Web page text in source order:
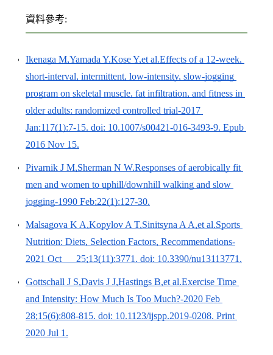
資料參考:
Ikenaga M,Yamada Y,Kose Y,et al.Effects of a 12-week,
short-interval, intermittent, low-intensity, slow-jogging
program on skeletal muscle, fat infiltration, and fitness in
older adults: randomized controlled trial-2017
Jan;117(1):7-15. doi: 10.1007/s00421-016-3493-9. Epub
2016 Nov 15.
Pivarnik J M,Sherman N W.Responses of aerobically fit
men and women to uphill/downhill walking and slow
jogging-1990 Feb;22(1):127-30.
Malsagova K A,Kopylov A T,Sinitsyna A A,et al.Sports
Nutrition: Diets, Selection Factors, Recommendations-
2021 Oct      25;13(11):3771. doi: 10.3390/nu13113771.
Gottschall J S,Davis J J,Hastings B,et al.Exercise Time
and Intensity: How Much Is Too Much?-2020 Feb
28;15(6):808-815. doi: 10.1123/ijspp.2019-0208. Print
2020 Jul 1.